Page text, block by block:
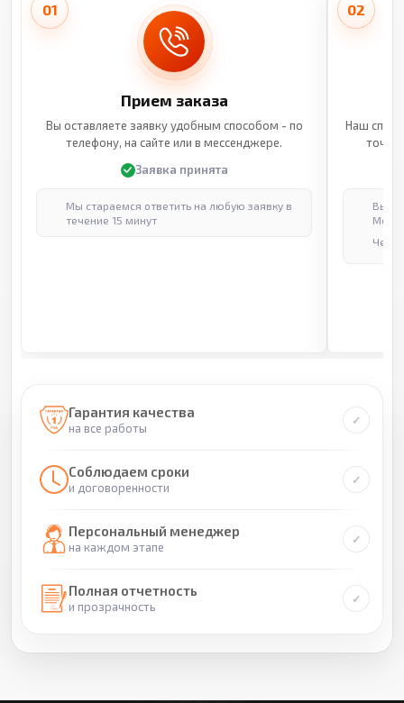
01
Прием заказа
Вы оставляете заявку удобным способом - по
телефону, на сайте или в мессенджере.
Заявка принята
Мы стараемся ответить на любую заявку в
течение 15 минут
02
Наш
Гарантия качества
на все работы
Соблюдаем сроки
и договоренности
Персональный менеджер
на каждом этапе
Полная отчетность
и прозрачность